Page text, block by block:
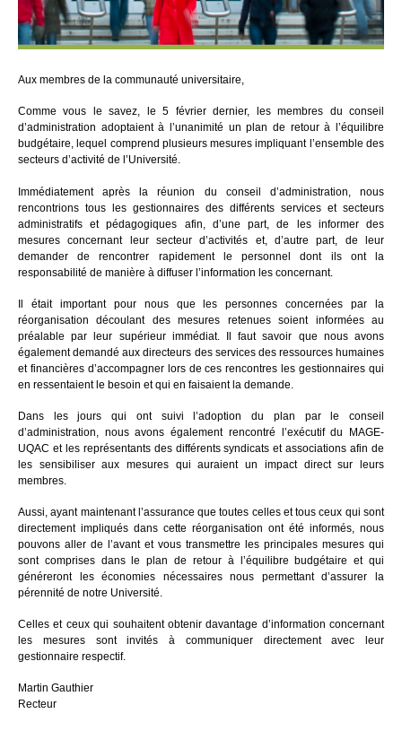
Aux membres de la communauté universitaire,
Comme vous le savez, le 5 février dernier, les membres du conseil
d’administration adoptaient à l’unanimité un plan de retour à l’équilibre
budgétaire, lequel comprend plusieurs mesures impliquant l’ensemble des
secteurs d’activité de l’Université.
Immédiatement après la réunion du conseil d’administration, nous
rencontrions tous les gestionnaires des différents services et secteurs
administratifs et pédagogiques afin, d’une part, de les informer des
mesures concernant leur secteur d’activités et, d’autre part, de leur
demander de rencontrer rapidement le personnel dont ils ont la
responsabilité de manière à diffuser l’information les concernant.
Il était important pour nous que les personnes concernées par la
réorganisation découlant des mesures retenues soient informées au
préalable par leur supérieur immédiat. Il faut savoir que nous avons
également demandé aux directeurs des services des ressources humaines
et financières d’accompagner lors de ces rencontres les gestionnaires qui
en ressentaient le besoin et qui en faisaient la demande.
Dans les jours qui ont suivi l’adoption du plan par le conseil
d’administration, nous avons également rencontré l’exécutif du MAGE-
UQAC et les représentants des différents syndicats et associations afin de
les sensibiliser aux mesures qui auraient un impact direct sur leurs
membres.
Aussi, ayant maintenant l’assurance que toutes celles et tous ceux qui sont
directement impliqués dans cette réorganisation ont été informés, nous
pouvons aller de l’avant et vous transmettre les principales mesures qui
sont comprises dans le plan de retour à l’équilibre budgétaire et qui
généreront les économies nécessaires nous permettant d’assurer la
pérennité de notre Université.
Celles et ceux qui souhaitent obtenir davantage d’information concernant
les mesures sont invités à communiquer directement avec leur
gestionnaire respectif.
Martin Gauthier
Recteur